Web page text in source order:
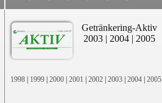
Getränkering-Aktiv
2003 | 2004 | 2005
1998 | 1999 | 2000 | 2001 | 2002 | 2003 | 2004 | 2005